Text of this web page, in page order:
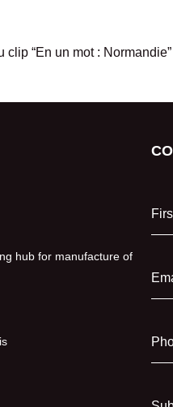
“En un mot : Normandie”
hub for manufacture of